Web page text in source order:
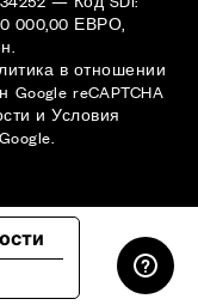
000,00 ЕВРО,
в отношении
reCAPTCHA
иУсловия
Google.